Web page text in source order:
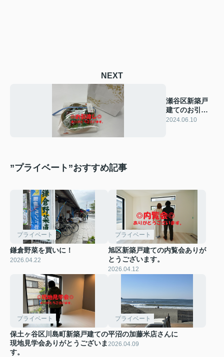
NEXT
瀬谷区新築戸
建てのお引渡
しに行ってき
2024.06.10
”プライベート”おすすめ記事
プライベート
鎌倉野菜を買いに！
2026.04.22
プライベート
旭区新築戸建ての内覧会ありが
とうございます。
2026.04.12
プライベート
保土ヶ谷区川島町新築戸建ての
現地見学会ありがとうございま
す。
プライベート
平沼の加藤米店さんに
2026.04.09